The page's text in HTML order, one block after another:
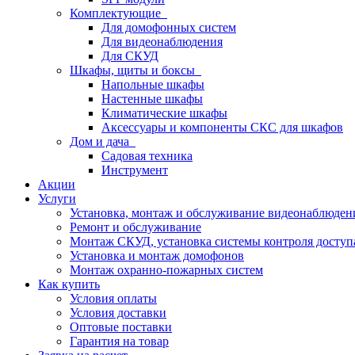
Комплектующие
Для домофонных систем
Для видеонаблюдения
Для СКУД
Шкафы, щиты и боксы
Напольные шкафы
Настенные шкафы
Климатические шкафы
Аксессуары и компоненты СКС для шкафов
Дом и дача
Садовая техника
Инструмент
Акции
Услуги
Установка, монтаж и обслуживание
Ремонт и обслуживание
Монтаж СКУД, установка системы контроля
Установка и монтаж домофонов
Монтаж охранно-пожарных систем
Как купить
Условия оплаты
Условия доставки
Оптовые поставки
Гарантия на товар